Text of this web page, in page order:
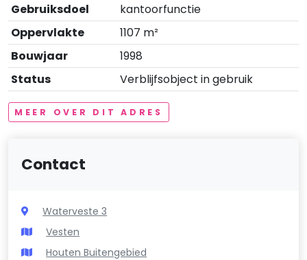
Gebruiksdoel
kantoorfunctie
Oppervlakte
1107 m²
Bouwjaar
1998
Status
Verblijfsobject in gebruik
MEER OVER DIT ADRES
Contact
Waterveste 3
Vesten
Houten Buitengebied